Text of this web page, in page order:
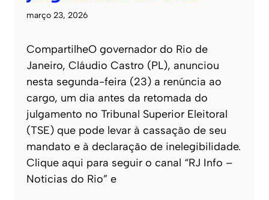
março 23, 2026
CompartilheO governador do Rio de
Janeiro, Cláudio Castro (PL), anunciou
nesta segunda-feira (23) a renúncia ao
cargo, um dia antes da retomada do
julgamento no Tribunal Superior Eleitoral
(TSE) que pode levar à cassação de seu
mandato e à declaração de inelegibilidade.
Clique aqui para seguir o canal “RJ Info –
Noticias do Rio” e